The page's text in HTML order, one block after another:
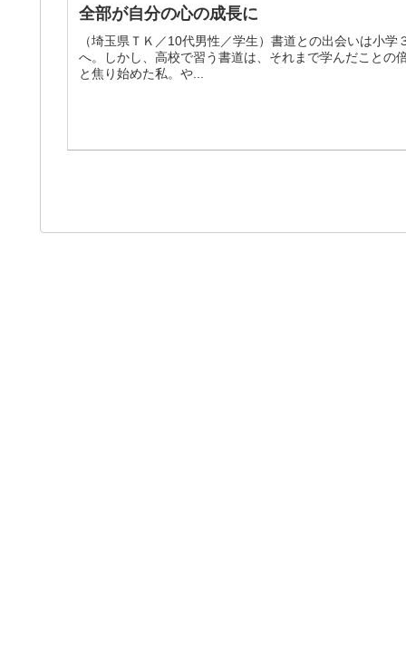
全部が自分の心の成長に
（埼玉県ＴＫ／10代男性／学生）書道との出会いは小
へ。しかし、高校で習う書道は、それまで学んだこと
と焦り始めた私。や...